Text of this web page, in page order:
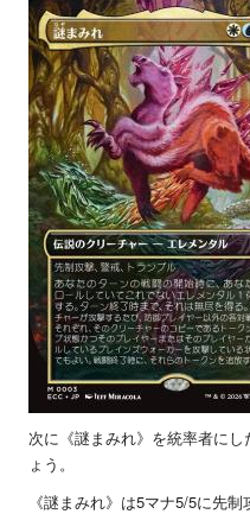
次に《謎まみれ》を統率者に
ょう。
《謎まみれ》は5マナ5/5に先